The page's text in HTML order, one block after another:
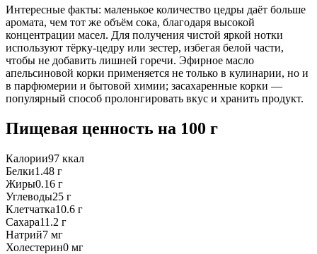
Интересные факты: маленькое количество цедры даёт больше
аромата, чем тот же объём сока, благодаря высокой
концентрации масел. Для получения чистой яркой нотки
используют тёрку-цедру или зестер, избегая белой части,
чтобы не добавить лишней горечи. Эфирное масло
апельсиновой корки применяется не только в кулинарии, но и
в парфюмерии и бытовой химии; засахаренные корки —
популярный способ пролонгировать вкус и хранить продукт.
Пищевая ценность на 100 г
Калории97 ккал
Белки1.48 г
Жиры0.16 г
Углеводы25 г
Клетчатка10.6 г
Сахара11.2 г
Натрий7 мг
Холестерин0 мг